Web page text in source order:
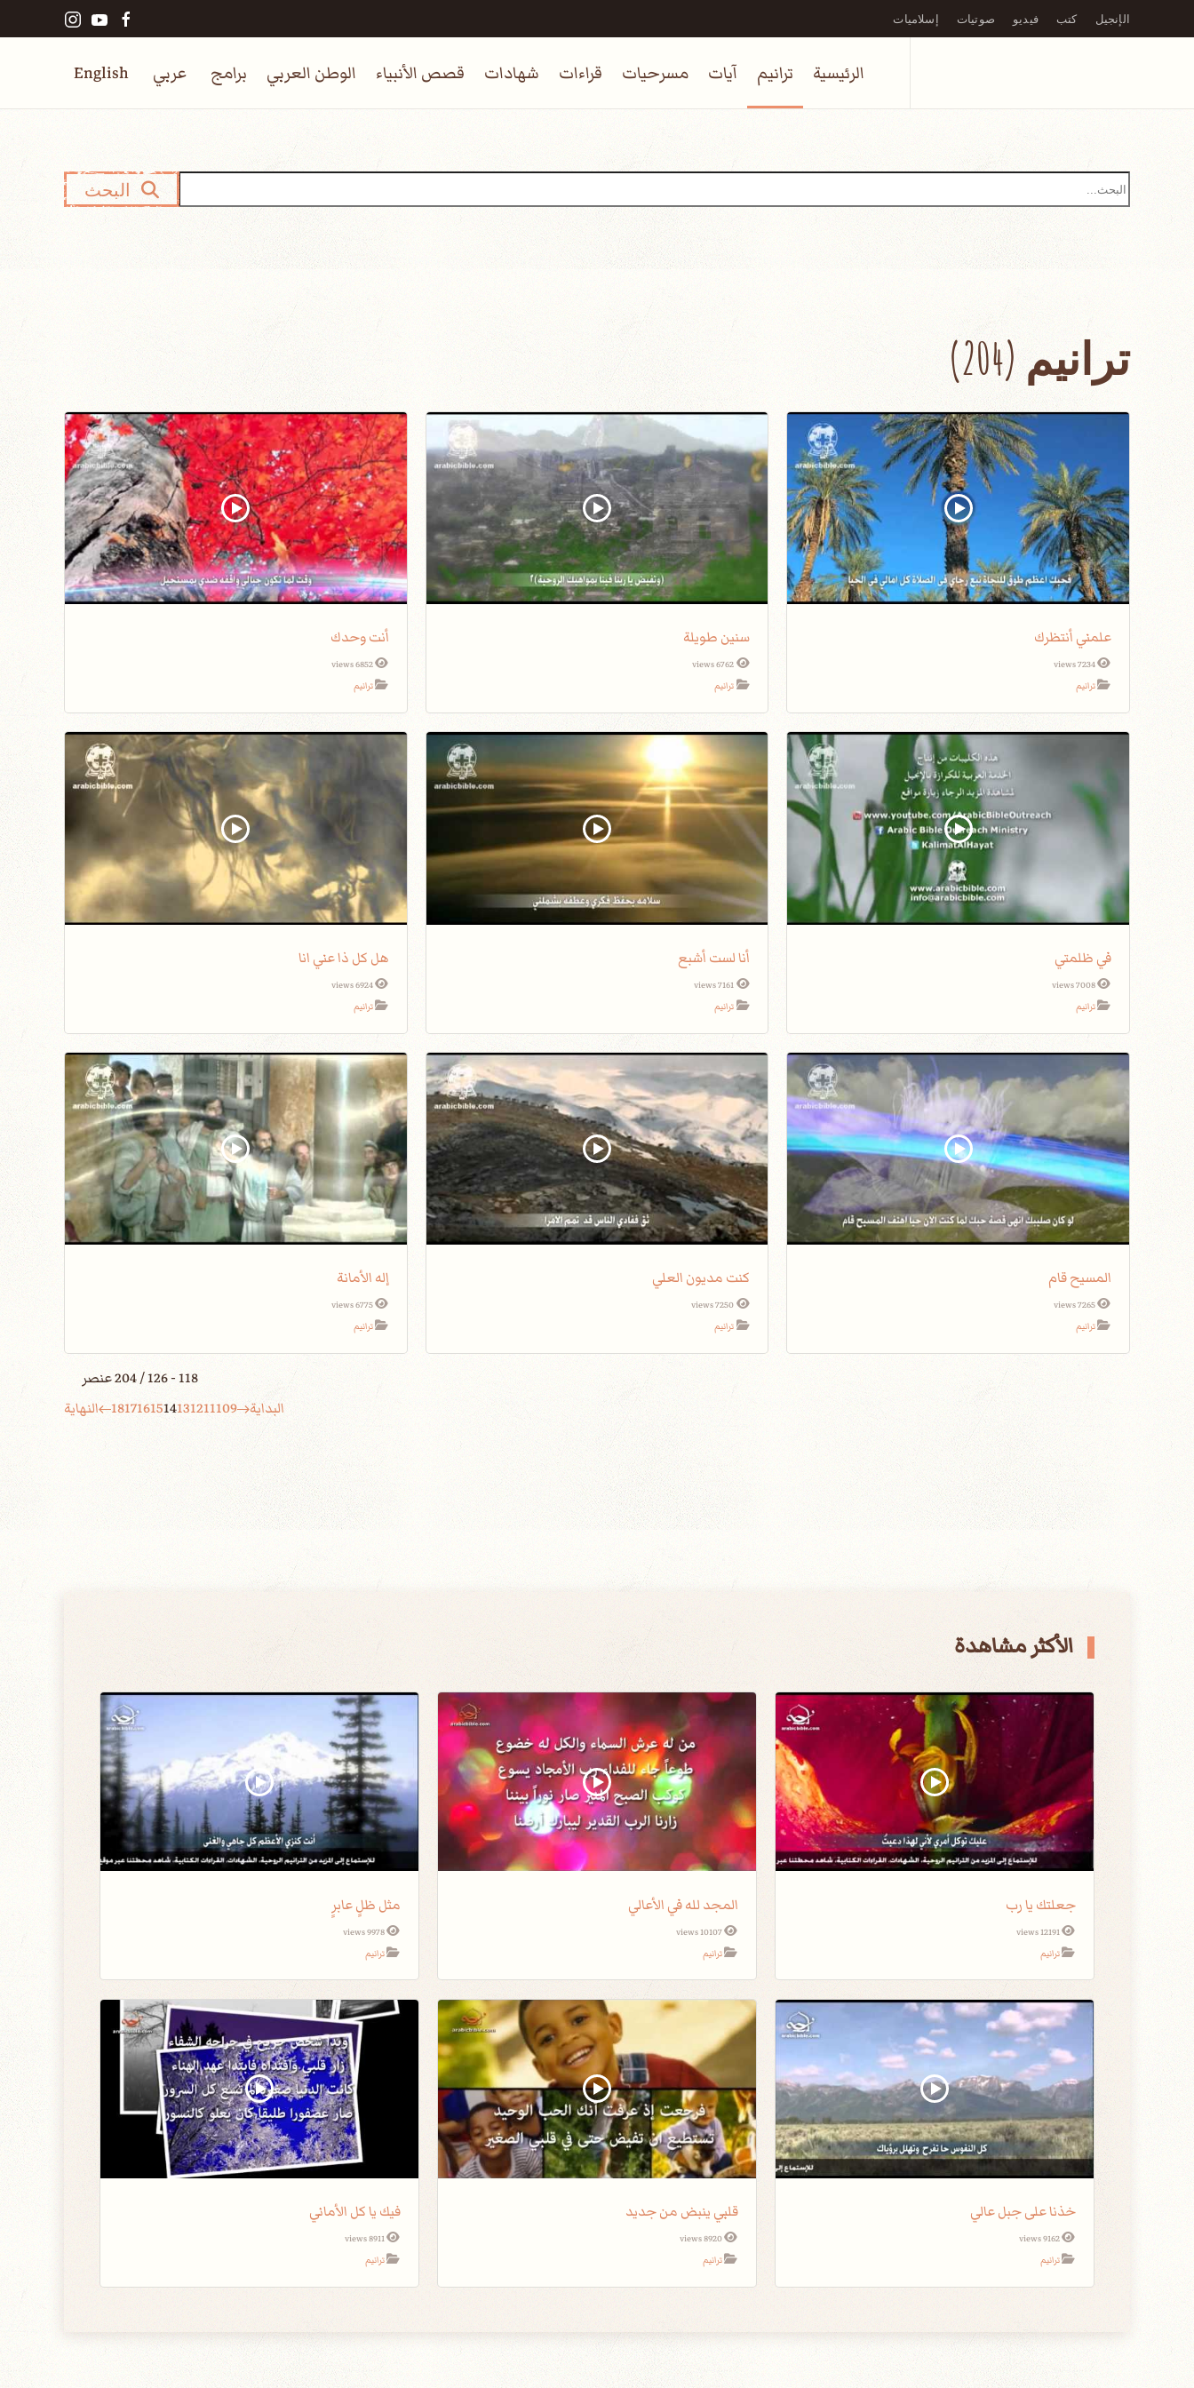
Skip to main content
الإنجيل كتب فيديو صوتيات إسلاميات
الرئيسية ترانيم آيات مسرحيات قراءات شهادات قصص الأنبياء الوطن العربي برامج عربي English
البحث
ترانيم (204)
علمني أنتظرك
7234 views
ترانيم
سنين طويلة
ترانيم
أنت وحدك
6852 views
ترانيم
في ظلمتي
7008 views
ترانيم
أنا لست أشبع
ترانيم
هل كل ذا عني انا
6924 views
ترانيم
المسيح قام
7265 views
ترانيم
كنت مديون العلي
ترانيم
إله الأمانة
6775 views
ترانيم
118 - 126 / 204 عنصر
البداية
9
10
11
12
13
14
15
16
17
18 النهاية
الأكثر مشاهدة
جعلتك يا رب
12191 views
ترانيم
المجد لله في الأعالي
10107 views
ترانيم
مثل ظلٍ عابرٍ
9978 views
ترانيم
خذنا على جبل عالي
9162 views
ترانيم
قلبي ينبض من جديد
8920 views
ترانيم
فيك يا كل الأماني
8911 views
ترانيم